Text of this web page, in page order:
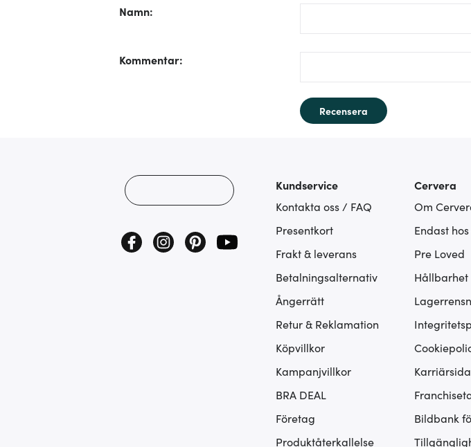
Namn:
Kommentar:
Recensera
Kundservice
Kontakta oss / FAQ
Presentkort
Frakt & leverans
Betalningsalternativ
Ångerrätt
Retur & Reklamation
Köpvillkor
Kampanjvillkor
BRA DEAL
Företag
Produktåterkallelse
Cervera
Om
Endast hos
Pre Loved
Hållbarhet
Karriärsida
Bildbank